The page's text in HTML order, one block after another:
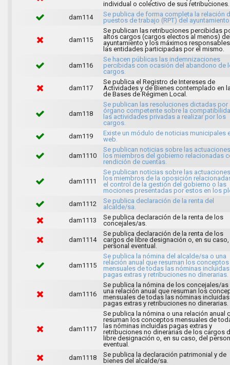
individual o colectivo de sus retribuciones.
dam114
Se publica de forma completa la relación
puestos de trabajo (RPT) del
dam115
Se publican las retribuciones percibidas
altos cargos (cargos electos al menos)
ayuntamiento y los máximos
las entidades participadas por el mismo.
dam116
Se hacen públicas las indemnizaciones
percibidas con ocasión del abandono de
cargos.
dam117
Se publica el Registro de Intereses de
Actividades y de Bienes contemplado en
de Bases de Régimen Local.
dam118
Se publican las resoluciones dictadas por
órgano competente sobre la
las actividades privadas a realizar por los
cargos.
dam119
Existe un módulo de noticias municipales
web.
dam1110
Se publican noticias sobre las
los miembros del gobierno relacionadas
rendición de cuentas.
dam1111
Se publican noticias sobre las
los miembros de la oposición
el control de la gestión del gobierno o las
mociones presentadas por estos en los
dam1112
Se publica declaración de la renta del
alcalde/sa.
dam1113
Se publica declaración de la renta de los
concejales/as.
dam1114
Se publica declaración de la renta de los
cargos de libre designación o, en su
personal eventual.
dam1115
Se publica la nómina del alcalde/sa o una
relación anual que resuman los conceptos
mensuales de todas las nóminas incluidas
pagas extras y retribuciones no dinerarias.
dam1116
Se publica la nómina de los concejales/as
una relación anual que resuman los
mensuales de todas las nóminas incluidas
pagas extras y retribuciones no dinerarias.
dam1117
Se publica la nómina o una relación anual
resuman los conceptos mensuales de
las nóminas incluidas pagas extras y
retribuciones no dinerarias de los cargos
libre designación o, en su caso, del
eventual.
dam1118
Se publica la declaración patrimonial y de
bienes del alcalde/sa.